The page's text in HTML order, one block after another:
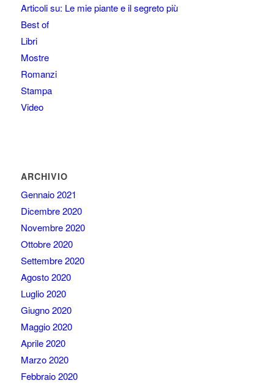
Articoli su: Le mie piante e il segreto più
Best of
Libri
Mostre
Romanzi
Stampa
Video
ARCHIVIO
Gennaio 2021
Dicembre 2020
Novembre 2020
Ottobre 2020
Settembre 2020
Agosto 2020
Luglio 2020
Giugno 2020
Maggio 2020
Aprile 2020
Marzo 2020
Febbraio 2020